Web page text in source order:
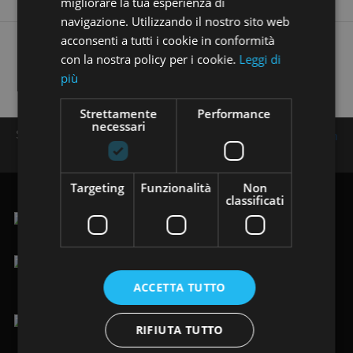
Trovi i nostri annunci anche su:
Seguici su:
.Via Vittorio Veneto 123/125, 19124 La Spezia (SP)
lun-ven 9.00-12.30 / 15.00-19.30
sab 9.00-19.30
+39 0187 484949/+39 366 8205088
navigazione. Utilizzando il nostro sito web
acconsenti a tutti i cookie in conformità
con la nostra policy per i cookie. Leggi di
più
Strettamente
necessari
Performance
Targeting Funzionalità
Non
classificati
ACCETTA TUTTO
RIFIUTA TUTTO